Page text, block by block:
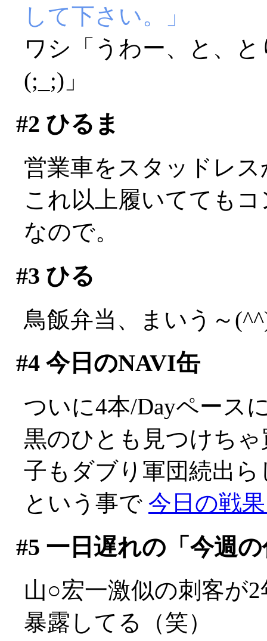
して下さい。」
ワシ「うわー、と、
(;_;)」
#2 ひるま
営業車をスタッドレ
これ以上履いてても
なので。
#3 ひる
鳥飯弁当、まいう～
#4今日のNAVI缶
ついに4本/Dayペース
黒のひとも見つけち
子もダブり軍団続出
という事で 今日の戦
#5 一日遅れの「今週
山○宏一激似の刺客が
暴露してる（笑）